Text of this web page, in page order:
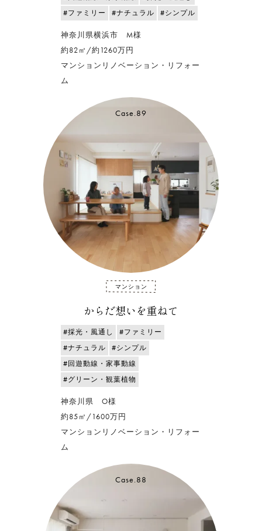
#ファミリー
#ナチュラル #シンプル
神奈川県横浜市 M様
約82㎡/約1260万円
マンションリノベーション・リフォー
ム
Case.89
マンション
からだ想いを重ねて
#採光・風通し
#ファミリー
#ナチュラル
#シンプル
#回遊動線・家事動線
#グリーン・観葉植物
神奈川県 O様
約85㎡/1600万円
マンションリノベーション・リフォー
ム
Case.88